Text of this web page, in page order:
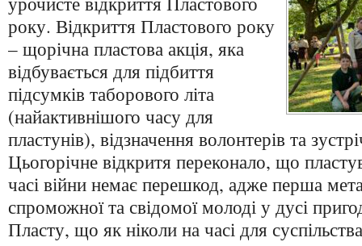
року. Відкриття Пластового року
– щорічна пластова акція, яка
відбувається для підбиття
підсумків таборового літа
(найактивнішого часу для
пластунів), відзначення волонтерів та
Цьогорічне відкритя переконало, що
часі війни немає перешкод, адже перша
спроможної та свідомої молоді у дусі
Пласту, що як ніколи на часі для